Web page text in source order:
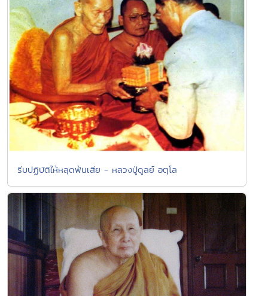
รีบปฏิบัติให้หลุดพ้นเสีย - หลวงปู่ดูลย์ อตุโล